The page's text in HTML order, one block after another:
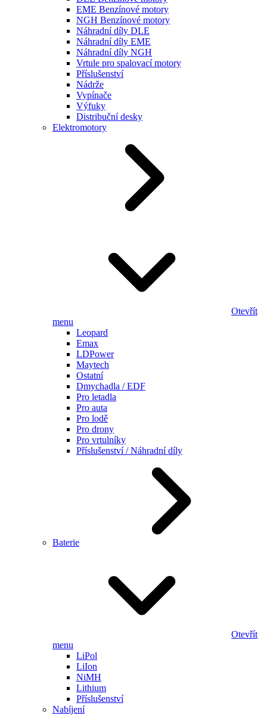
EME Benzínové motory
NGH Benzínové motory
Náhradní díly DLE
Náhradní díly EME
Náhradní díly NGH
Vrtule pro spalovací motory
Příslušenství
Nádrže
Vypínače
Výfuky
Distribuční desky
Elektromotory
Otevřít
menu
Leopard
Emax
LDPower
Maytech
Ostatní
Dmychadla / EDF
Pro letadla
Pro auta
Pro lodě
Pro drony
Pro vrtulníky
Příslušenství / Náhradní díly
Baterie
Otevřít
menu
LiPol
LiIon
NiMH
Lithium
Příslušenství
Nabíjení